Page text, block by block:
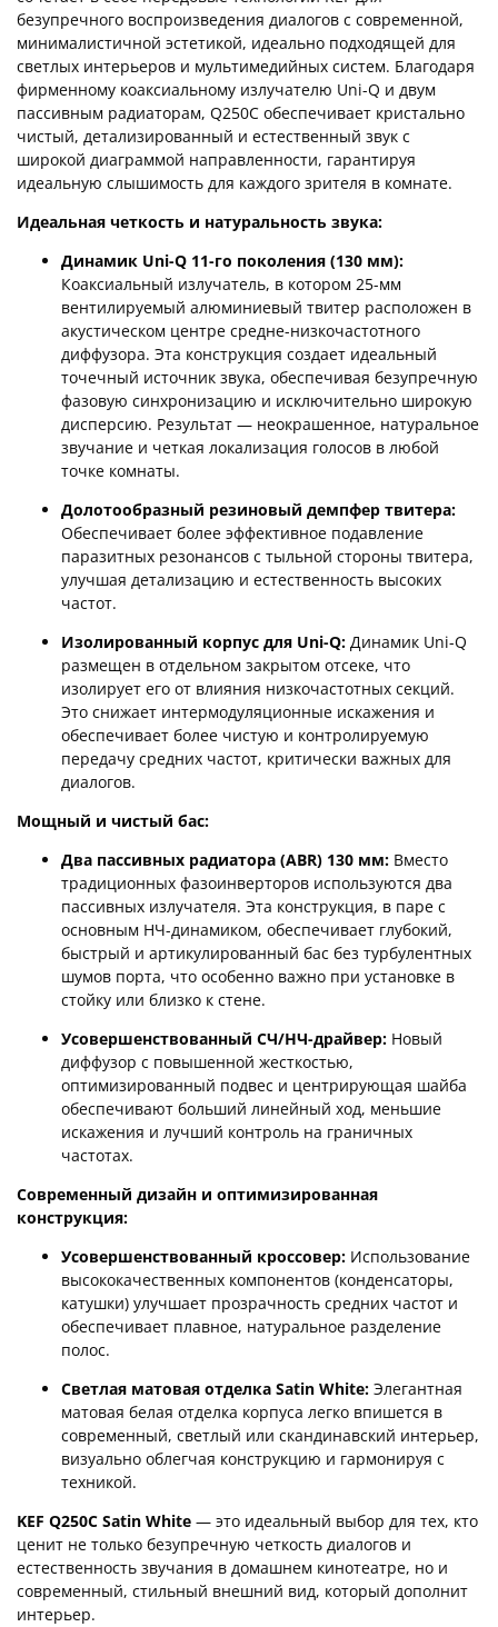
безупречного воспроизведения диалогов с современной,
минималистичной эстетикой, идеально подходящей для
светлых интерьеров и мультимедийных систем. Благодаря
фирменному коаксиальному излучателю Uni-Q и двум
пассивным радиаторам, Q250C обеспечивает кристально
чистый, детализированный и естественный звук с
широкой диаграммой направленности, гарантируя
идеальную слышимость для каждого зрителя в комнате.
Идеальная четкость и натуральность звука:
Динамик Uni-Q 11-го поколения (130 мм):
Коаксиальный излучатель, в котором 25-мм
вентилируемый алюминиевый твитер расположен в
акустическом центре средне-низкочастотного
диффузора. Эта конструкция создает идеальный
точечный источник звука, обеспечивая безупречную
фазовую синхронизацию и исключительно широкую
дисперсию. Результат — неокрашенное, натуральное
звучание и четкая локализация голосов в любой
точке комнаты.
Долотообразный резиновый демпфер твитера:
Обеспечивает более эффективное подавление
паразитных резонансов с тыльной стороны твитера,
улучшая детализацию и естественность высоких
частот.
Изолированный корпус для Uni-Q: Динамик Uni-Q
размещен в отдельном закрытом отсеке, что
изолирует его от влияния низкочастотных секций.
Это снижает интермодуляционные искажения и
обеспечивает более чистую и контролируемую
передачу средних частот, критически важных для
диалогов.
Мощный и чистый бас:
Два пассивных радиатора (ABR) 130 мм: Вместо
традиционных фазоинверторов используются два
пассивных излучателя. Эта конструкция, в паре с
основным НЧ-динамиком, обеспечивает глубокий,
быстрый и артикулированный бас без турбулентных
шумов порта, что особенно важно при установке в
стойку или близко к стене.
Усовершенствованный СЧ/НЧ-драйвер: Новый
диффузор с повышенной жесткостью,
оптимизированный подвес и центрирующая шайба
обеспечивают больший линейный ход, меньшие
искажения и лучший контроль на граничных
частотах.
Современный дизайн и оптимизированная
конструкция:
Усовершенствованный кроссовер: Использование
высококачественных компонентов (конденсаторы,
катушки) улучшает прозрачность средних частот и
обеспечивает плавное, натуральное разделение
полос.
Светлая матовая отделка Satin White: Элегантная
матовая белая отделка корпуса легко впишется в
современный, светлый или скандинавский интерьер,
визуально облегчая конструкцию и гармонируя с
техникой.
KEF Q250C Satin White — это идеальный выбор для тех, кто
ценит не только безупречную четкость диалогов и
естественность звучания в домашнем кинотеатре, но и
современный, стильный внешний вид, который дополнит
интерьер.